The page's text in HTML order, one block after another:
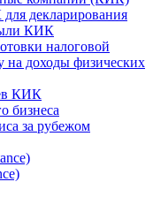
декларирования
КИК
налоговой
на доходы физических
КИК
бизнеса
за рубежом